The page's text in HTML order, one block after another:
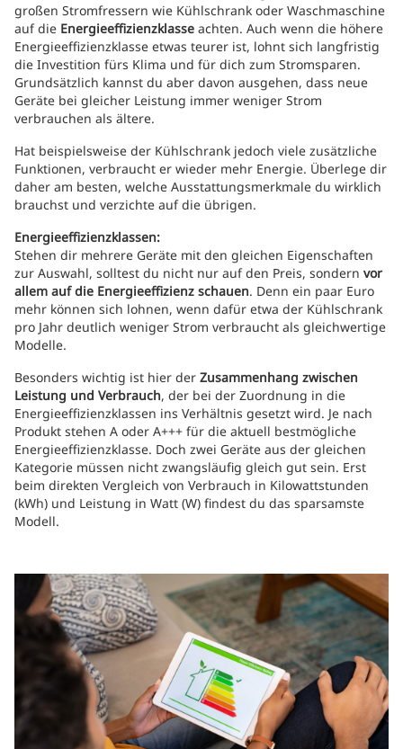
großen Stromfressern wie Kühlschrank oder Waschmaschine
auf die Energieeffizienzklasse achten. Auch wenn die höhere
Energieeffizienzklasse etwas teurer ist, lohnt sich langfristig
die Investition fürs Klima und für dich zum Stromsparen.
Grundsätzlich kannst du aber davon ausgehen, dass neue
Geräte bei gleicher Leistung immer weniger Strom
verbrauchen als ältere.
Hat beispielsweise der Kühlschrank jedoch viele zusätzliche
Funktionen, verbraucht er wieder mehr Energie. Überlege dir
daher am besten, welche Ausstattungsmerkmale du wirklich
brauchst und verzichte auf die übrigen.
Energieeffizienzklassen:
Stehen dir mehrere Geräte mit den gleichen Eigenschaften
zur Auswahl, solltest du nicht nur auf den Preis, sondern vor
allem auf die Energieeffizienz schauen. Denn ein paar Euro
mehr können sich lohnen, wenn dafür etwa der Kühlschrank
pro Jahr deutlich weniger Strom verbraucht als gleichwertige
Modelle.
Besonders wichtig ist hier der Zusammenhang zwischen
Leistung und Verbrauch, der bei der Zuordnung in die
Energieeffizienzklassen ins Verhältnis gesetzt wird. Je nach
Produkt stehen A oder A+++ für die aktuell bestmögliche
Energieeffizienzklasse. Doch zwei Geräte aus der gleichen
Kategorie müssen nicht zwangsläufig gleich gut sein. Erst
beim direkten Vergleich von Verbrauch in Kilowattstunden
(kWh) und Leistung in Watt (W) findest du das sparsamste
Modell.